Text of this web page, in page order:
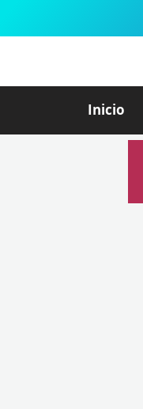
Inicio